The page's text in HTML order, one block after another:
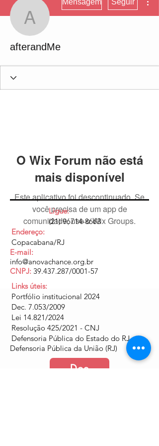
afterandMe
Mensagem Seguir
afterandMe
O Wix Forum não está
mais disponível
Este aplicativo foi descontinuado. Se
você precisa de um app de
comunidade, use o Wix Groups.
Ligue:
(21) 96714-8663
Endereço:
Copacabana/RJ
E-mail:
info@anovachance.org.br
CNPJ: 39.437.287/0001-57
Links úteis:
Portfólio institucional 2024
Dec. 7.053/2009
Lei 14.821/2024
Resolução 425/2021 - CNJ
Defensoria Pública do Estado do RJ
Defensoria Pública da União (RJ)
Doe